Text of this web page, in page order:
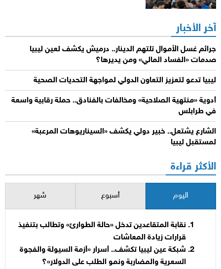
آخر الأخبار
جرائم غسل الأموال تلتهم الدينار.. درميش يكشف لعين ليبيا
صدمات «الفساد المالي» ومن يديرها؟
ليبيا تدعو لتعزيز التعاون الدولي لمواجهة التحديات الصحية
أدوية «منتهية الصلاحية» ومخالفات بالفنادق.. حملة رقابية واسعة
في طرابلس
الشارع يشتعل.. خبير دولي يكشف «السيناريوهات المرعبة»
لمستقبل ليبيا
الأكثر قراءة
اليوم أسبوع شهر
نقابة المتقاعدين تدخل «حالة الطوارئ» وتطالب بتنفيذ
قرارات زيادة المعاشات
شبكة عين ليبيا تكشف.. أسرار «أزمة السيولة والفجوة
السعرية والمضاربة ونمو الطلب على الدولار»؟